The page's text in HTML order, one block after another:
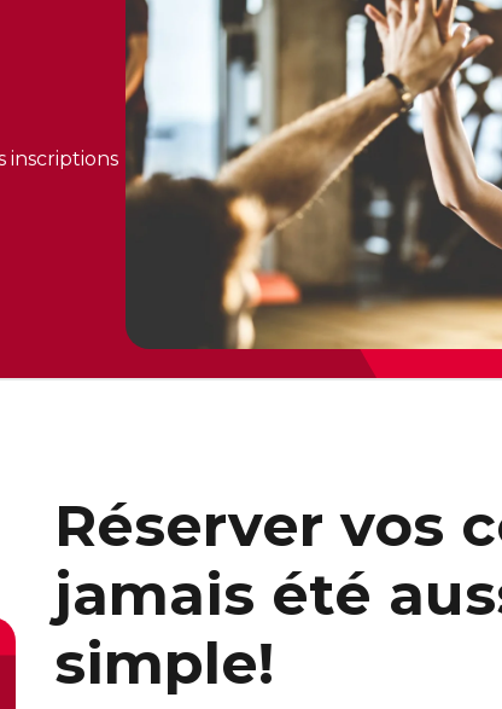
inscriptions
Réserver vos
jamais été
simple!